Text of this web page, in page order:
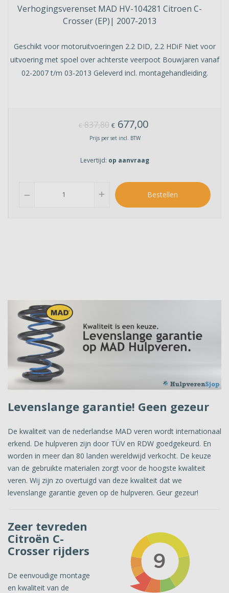
Verhogingsverenset MAD HV-104281 Citroen C-
Crosser (EP)| 2007-2013
Geschikt voor motoruitvoeringen 2.2 DID, 2.2 HDiF Niet voor
uitvoering met spoel over achterste veerpoot Bouwjaren vanaf
02-2007 t/m 03-2013 Geleverd incl. montagehandleiding.
€837,80 € 677,00
Prijs per set incl. BTW
Levertijd: op aanvraag
remove add Bestellen
Levenslange garantie! Geen gezeur
De kwaliteit van de nederlandse MAD veren wordt internationaal
erkend. De hulpveren zijn door TÜV en RDW goedgekeurd. En
worden in meer dan 80 landen wereldwijd verkocht. De keuze
van de gebruikte materialen zorgt voor de hoogste kwaliteit
veren. Wij zijn zo overtuigd van deze kwaliteit dat we
levenslange garantie geven op de hulpveren. Geur gezeur!
Zeer tevreden
Citroën C-
Crosser rijders
De eenvoudige montage
en kwaliteit van de